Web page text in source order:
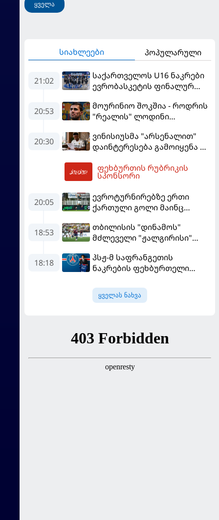
ყველა
სიახლეები პოპულარული
21:02
საქართველოს U16 ნაკრები
ევრობასკეტის ფინალურ
ასპარეზობას იწყებს
20:53
მოურინიო შოკშია - როდრის
"რეალის" ლოდინი
"ბარსელონაში" გადადის
20:30
ვინისიუსმა "არსენალით"
დაინტერესება გამოიყენა და
მომგებიანად გააგრძელა
ფეხბურთის რუბრიკის
სპონსორი
20:05
ევროტურნირებზე ერთი
ქართული გოლი მაინც
18:53
თბილისის "დინამოს"
მძლეველი "ჟალგირისი"
განადგურდა
18:18
პსჟ-მ საფრანგეთის
ნაკრების ფეხბურთელი
ყველას ნახვა